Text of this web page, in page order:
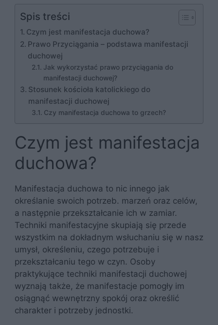
Spis treści
Czym jest manifestacja duchowa?
Prawo Przyciągania – podstawa manifestacji
duchowej
Jak wykorzystać prawo przyciągania do
manifestacji duchowej?
Stosunek kościoła katolickiego do
manifestacji duchowej
Czy manifestacja duchowa to grzech?
Czym jest manifestacja
duchowa?
Manifestacja duchowa to nic innego jak
określanie swoich potrzeb. marzeń oraz celów,
a następnie przekształcanie ich w zamiar.
Techniki manifestacyjne skupiają się przede
wszystkim na dokładnym wsłuchaniu się w nasz
umysł, określeniu, czego potrzebuje i
przekształcaniu tego w czyn. Osoby
praktykujące techniki manifestacji duchowej
wyznają także, że manifestacje pomogły im
osiągnąć wewnętrzny spokój oraz określić
charakter i potrzeby jednostki.